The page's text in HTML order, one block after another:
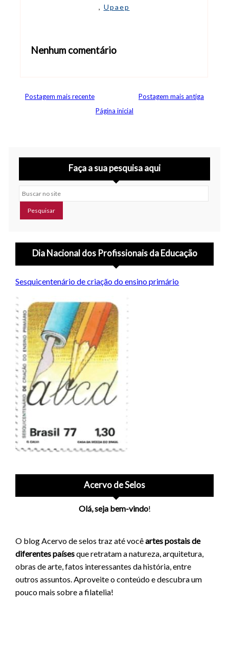
, Upaep
Nenhum comentário
Postagem mais recente
Postagem mais antiga
Página inicial
Faça a sua pesquisa aqui
Buscar no site
Dia Nacional dos Profissionais da Educação
Sesquicentenário de criação do ensino primário
Acervo de Selos
Olá, seja bem-vindo!
O blog Acervo de selos traz até vocêartes postais de
diferentes paísesque retratam a natureza, arquitetura,
obras de arte, fatos interessantes da história, entre
outros assuntos. Aproveite o conteúdo e descubra um
pouco mais sobre a filatelia!